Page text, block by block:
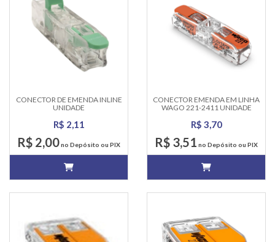
CONECTOR DE EMENDA INLINE
UNIDADE
R$ 2,11
R$ 2,00no Depósito ou PIX
CONECTOR EMENDA EM LINHA
WAGO 221-2411 UNIDADE
R$ 3,70
R$ 3,51 no Depósito ou PIX